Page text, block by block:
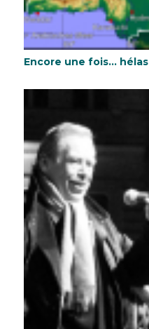
Encore une fois… hélas